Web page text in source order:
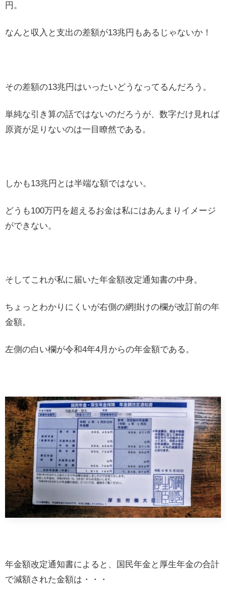
円。
なんと収入と支出の差額が13兆円もあるじゃないか！
その差額の13兆円はいったいどうなってるんだろう。
単純な引き算の話ではないのだろうが、数字だけ見れば
原資が足りないのは一目瞭然である。
しかも13兆円とは半端な額ではない。
どうも100万円を超えるお金は私にはあんまりイメージ
ができない。
そしてこれが私に届いた年金額改定通知書の中身。
ちょっとわかりにくいが右側の網掛けの欄が改訂前の年
金額。
左側の白い欄が令和4年4月からの年金額である。
年金額改定通知書によると、国民年金と厚生年金の合計
で減額された金額は・・・